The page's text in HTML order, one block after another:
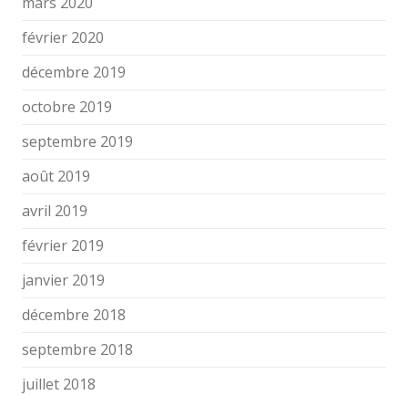
février 2020
décembre 2019
octobre 2019
septembre 2019
août 2019
avril 2019
février 2019
janvier 2019
décembre 2018
septembre 2018
juillet 2018